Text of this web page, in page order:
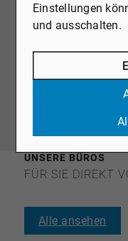
UNSERE BÜROS
FÜR SIE DIREKT
Alle ansehen
Einstellungen
und ausschalten.